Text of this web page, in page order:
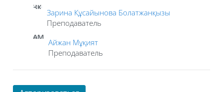
ЗҚ
Зарина Құсайынова Болатжанқызы
Преподаватель
АМ
Айжан Мұқият
Преподаватель